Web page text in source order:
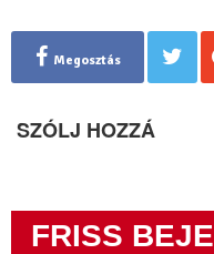
Megosztás
SZÓLJ HOZZÁ
FRISS